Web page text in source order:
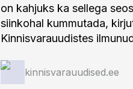
on kahjuks ka sellega
siinkohal kummutada,
Kinnisvarauudistes
kinnisvarauudised.ee